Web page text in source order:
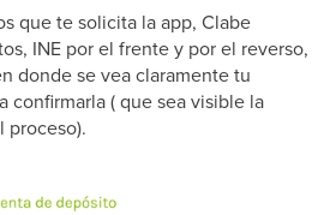
que te solicita la app, Clabe
INE por el frente y por el reverso,
donde se vea claramente tu
confirmarla ( que sea visible la
proceso).